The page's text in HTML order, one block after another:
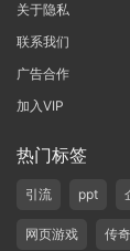
关于隐私
联系我们
广告合作
加入VIP
热门标签
引流 ppt
网页游戏 传